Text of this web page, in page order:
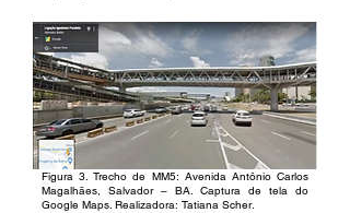
Figura 3. Trecho de MM5: Avenida Antônio Carlos
Magalhães, Salvador – BA. Captura de tela do
Google Maps. Realizadora: Tatiana Scher.